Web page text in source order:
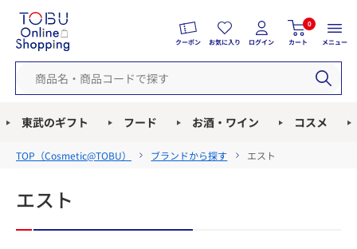
クーポン お気に入り ログイン
0
カート メニュー
東武のギフト フード お酒・ワイン コスメ
TOP（Cosmetic@TOBU） ブランドから探す エスト
エスト